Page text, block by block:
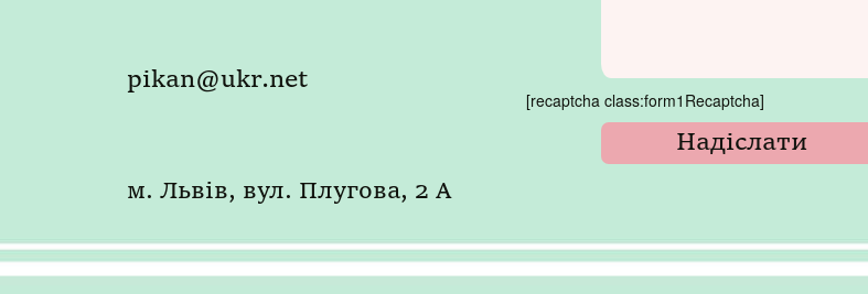
pikan@ukr.net
м. Львів, вул. Плугова, 2 А
[recaptcha class:form1Recaptcha]